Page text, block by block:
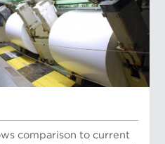
comparison to current